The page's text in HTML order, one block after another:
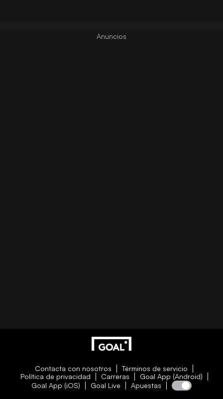
Contacta con nosotros
Términos de servicio
Política de privacidad
Carreras
Goal App (Android)
Goal App (iOS)
Goal Live Apuestas